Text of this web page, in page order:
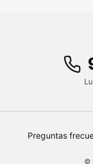
Preguntas
©